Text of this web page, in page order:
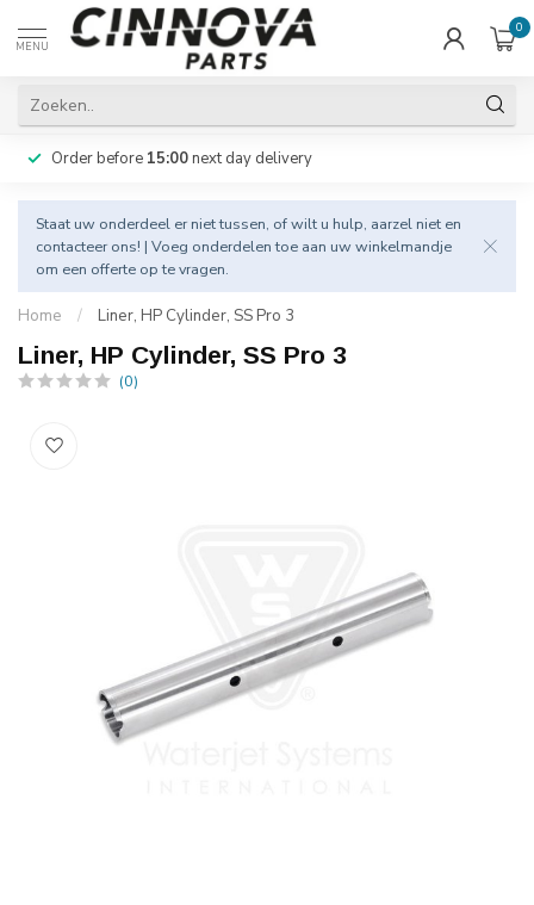
MENU
0
Order before 15:00next day delivery
Staat uw onderdeel er niet tussen, of wilt u hulp, aarzel niet en
contacteer ons! | Voeg onderdelen toe aan uw winkelmandje
om een offerte op te vragen.
Home / Liner, HP Cylinder, SS Pro 3
Liner, HP Cylinder, SS Pro 3
(0)